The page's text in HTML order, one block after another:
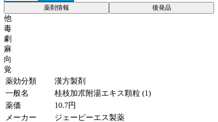
薬剤情報 後発品
他
毒
劇
麻
向
覚
薬効分類
漢方製剤
一般名
桂枝加朮附湯エキス顆粒 (1)
薬価
10.7円
メーカー
ジェーピーエス製薬